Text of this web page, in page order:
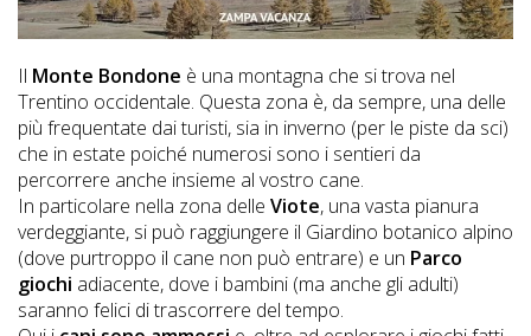
OFFERTE
A
DOG
INFO
A
DOG
Il Monte Bondone è una montagna che si trova nel
Trentino occidentale. Questa zona è, da sempre, una delle
più frequentate dai turisti, sia in inverno (per le piste da sci)
che in estate poiché numerosi sono i sentieri da
percorrere anche insieme al vostro cane.
In particolare nella zona delle Viote, una vasta pianura
verdeggiante, si può raggiungere il Giardino botanico alpino
(dove purtroppo il cane non può entrare) e un Parco
giochi adiacente, dove i bambini (ma anche gli adulti)
saranno felici di trascorrere del tempo.